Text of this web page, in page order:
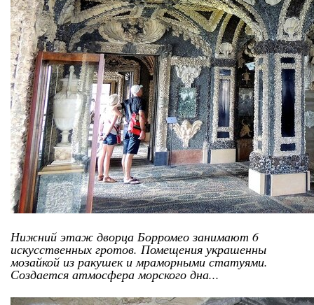
Нижний этаж дворца Борромео занимают 6
искусственных гротов. Помещения украшенны
мозайкой из ракушек и мраморными статуями.
Создается атмосфера морского дна...